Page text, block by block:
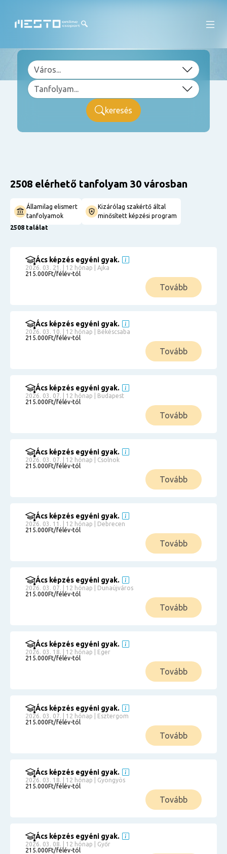
keresés
2508 elérhető tanfolyam 30 városban
Államilag elismert
tanfolyamok
Kizárólag szakértő által
minősített képzési program
2508 találat
Ács képzés egyéni gyak.
2026. 03. 21. | 12 hónap | Ajka
215.000Ft/félév-tól
Tovább
Ács képzés egyéni gyak.
2026. 03. 10. | 12 hónap | Békéscsaba
215.000Ft/félév-tól
Tovább
Ács képzés egyéni gyak.
2026. 03. 07. | 12 hónap | Budapest
215.000Ft/félév-tól
Tovább
Ács képzés egyéni gyak.
2026. 03. 07. | 12 hónap | Csolnok
215.000Ft/félév-tól
Tovább
Ács képzés egyéni gyak.
2026. 03. 11. | 12 hónap | Debrecen
215.000Ft/félév-tól
Tovább
Ács képzés egyéni gyak.
2026. 03. 07. | 12 hónap | Dunaújváros
215.000Ft/félév-tól
Tovább
Ács képzés egyéni gyak.
2026. 03. 18. | 12 hónap | Eger
215.000Ft/félév-tól
Tovább
Ács képzés egyéni gyak.
2026. 03. 07. | 12 hónap | Esztergom
215.000Ft/félév-tól
Tovább
Ács képzés egyéni gyak.
2026. 03. 18. | 12 hónap | Gyöngyös
215.000Ft/félév-tól
Tovább
Ács képzés egyéni gyak.
2026. 03. 08. | 12 hónap | Győr
215.000Ft/félév-tól